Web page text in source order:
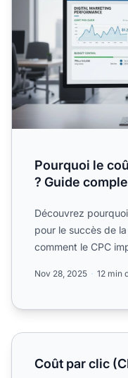
Pourquoi le
? Guide
Découvrez
pour le succès de
comment le CPC
Nov 28, 2025 12 min
Coût par clic (CPC)
Coût par clic